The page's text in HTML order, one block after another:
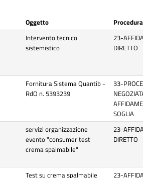
Oggetto
Intervento tecnico
sistemistico
23-
DIRETTO
Fornitura Sistema Quantib -
RdO n. 5393239
33-
SOGLIA
servizi organizzazione
evento "consumer test
crema spalmabile"
23-
DIRETTO
Test su crema spalmabile
23-